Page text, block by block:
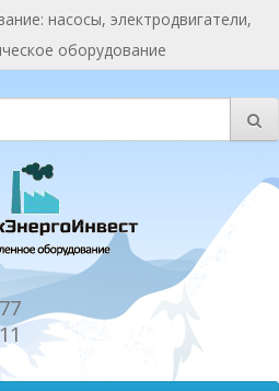
насосы, электродвигатели,
оборудование